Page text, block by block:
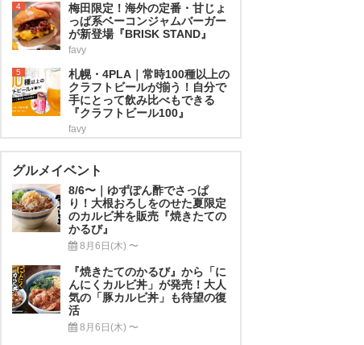
4
梅田限定！海外の定番・甘じょ
っぱ系ベーコンジャムバーガー
が新登場『BRISK STAND』
favy
5
札幌・4PLA｜常時100種以上の
クラフトビールが揃う！自分で
手にとって飲み比べもできる
『クラフトビール100』
favy
グルメイベント
8/6〜｜ゆずぽん酢でさっぱ
り！大根おろしをのせた夏限定
のカルビ丼を販売『焼きたての
かるび』
8月6日(木) 〜
『焼きたてのかるび』から「に
んにくカルビ丼」が発売！大人
気の「豚カルビ丼」も待望の復
活
8月6日(木) 〜